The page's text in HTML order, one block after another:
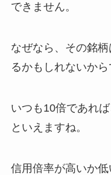
できません。
なぜなら、その銘
るかもしれないから
いつも10倍であれ
といえますね。
信用倍率が高いか